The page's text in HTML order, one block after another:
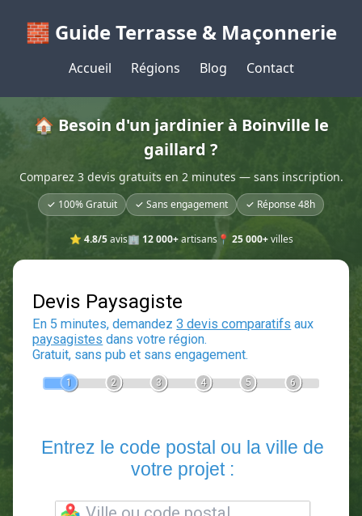
🧱 Guide Terrasse & Maçonnerie
Accueil Régions Blog Contact
🏠 Besoin d'un jardinier à Boinville le
gaillard ?
Comparez 3 devis gratuits en 2 minutes — sans inscription.
✓ 100% Gratuit ✓ Sans engagement ✓ Réponse 48h
⭐ 4.8/5avis🏢 12 000+artisans📍 25 000+villes
Devis Paysagiste
En 5 minutes, demandez3 devis comparatifs
2 3